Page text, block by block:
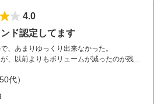
4.0
ド認定してます
、あまりゆっくり出来なかった。
、以前よりもボリュームが減ったのが残
代）